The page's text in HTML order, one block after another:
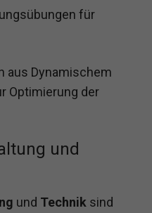
für
aus Dynamischem
Optimierung der
und
und Technik sind